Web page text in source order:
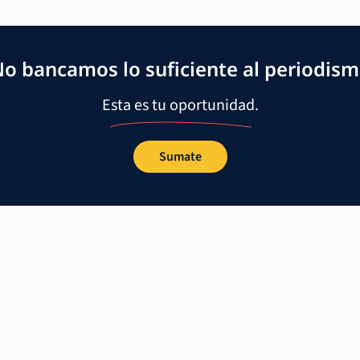
bancamos lo suficiente al
Esta es tu oportunidad.
Sumate